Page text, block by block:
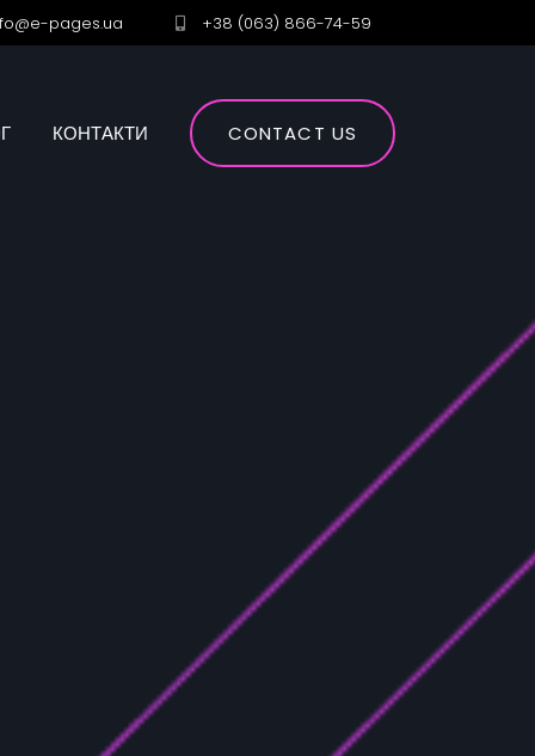
pages.ua +38 (063) 866-74-59
КОНТАКТИ CONTACT US